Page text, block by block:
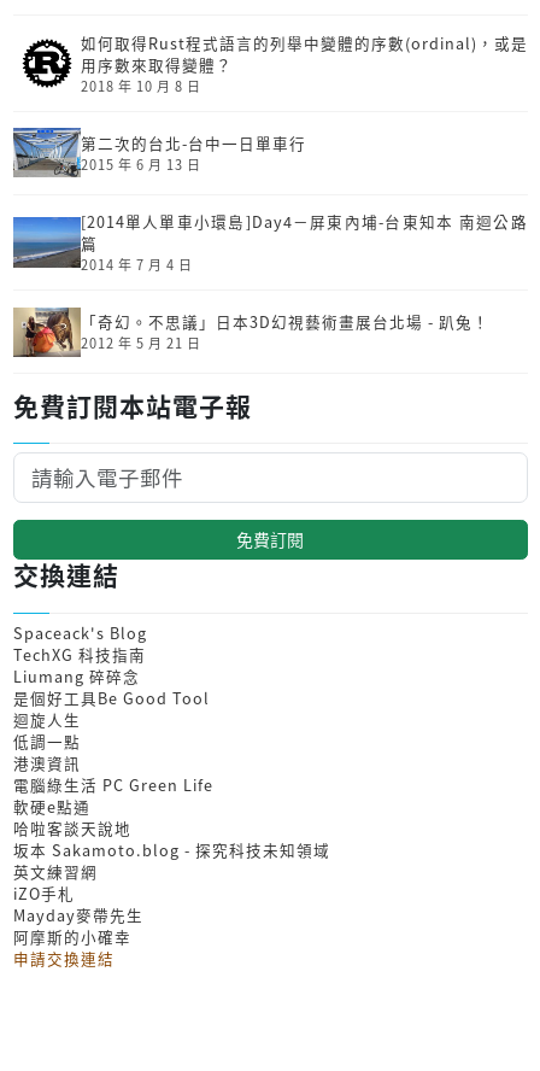
如何取得Rust程式語言的列舉中變體的序數(ordinal)，或是
用序數來取得變體？
2018 年 10 月 8 日
第二次的台北-台中一日單車行
2015 年 6 月 13 日
[2014單人單車小環島]Day4－屏東內埔-台東知本 南迴公路
篇
2014 年 7 月 4 日
「奇幻。不思議」日本3D幻視藝術畫展台北場 - 趴兔！
2012 年 5 月 21 日
免費訂閱本站電子報
免費訂閱
交換連結
Spaceack's Blog
TechXG 科技指南
Liumang 碎碎念
是個好工具Be Good Tool
迴旋人生
低調一點
港澳資訊
電腦綠生活 PC Green Life
軟硬e點通
哈啦客談天說地
坂本 Sakamoto.blog - 探究科技未知領域
英文練習網
iZO手札
Mayday麥帶先生
阿摩斯的小確幸
申請交換連結